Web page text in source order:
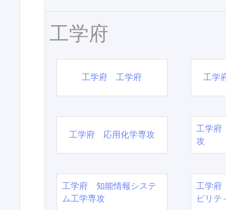
工学府
工学府 工学府 工学
工学府 応用化学専攻
工学府
攻
工学府 知能情報システ
ム工学専攻
工学府
ビリテ